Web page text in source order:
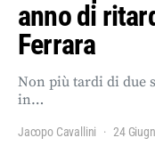
anno di
Ferrara
Non più tardi di due
in…
Jacopo Cavallini 24